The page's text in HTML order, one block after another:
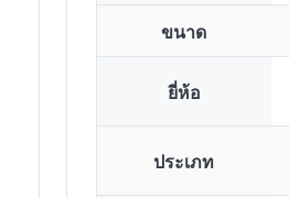
ขนาด
ยี่ห้อ
ประเภท